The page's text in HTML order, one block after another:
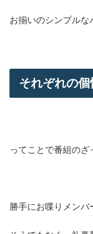
お揃いのシンプルな
それぞれの
ってことで番組のざ
勝手にお喋りメンバ